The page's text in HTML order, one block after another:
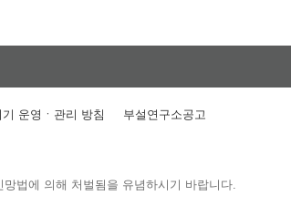
운영ㆍ관리 방침 부설연구소공고
법에 의해 처벌됨을 유념하시기 바랍니다.